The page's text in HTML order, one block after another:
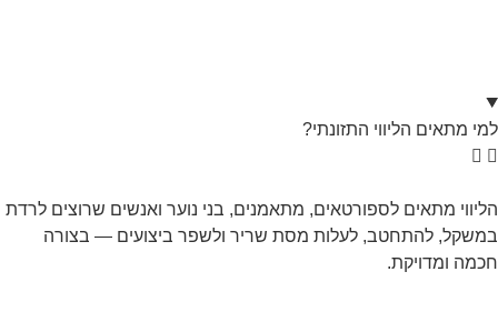
למי מתאים הליווי התזונתי?
הליווי מתאים לספורטאים, מתאמנים, בני נוער ואנשים שרוצים לרדת
במשקל, להתחטב, לעלות מסת שריר ולשפר ביצועים — בצורה
חכמה ומדויקת.